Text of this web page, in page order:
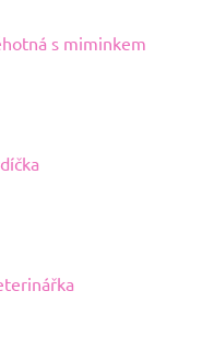
s miminkem